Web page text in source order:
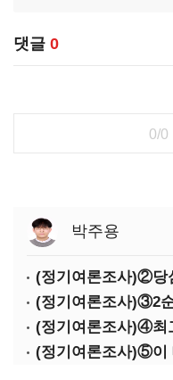
댓글 0
0/0
박주용